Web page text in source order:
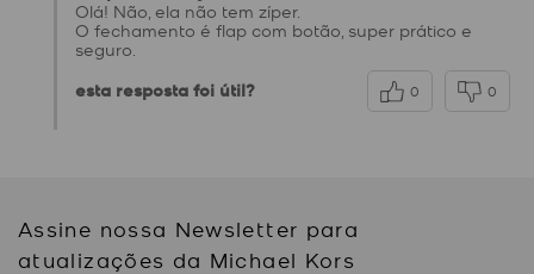
Olá! Não, ela não tem zíper.
O fechamento é flap com botão, super prático e
seguro.
esta resposta foi útil? 0 0
Assine nossa Newsletter para
atualizações da Michael Kors